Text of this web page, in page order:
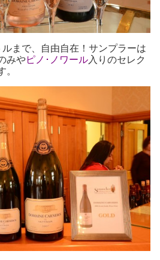
まで、自由自在！サンプラーは
みやピノ･ノワール入りのセレク
。